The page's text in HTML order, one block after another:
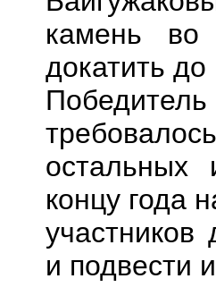
камень
докатить
остальных
концу года
участников
и подвести